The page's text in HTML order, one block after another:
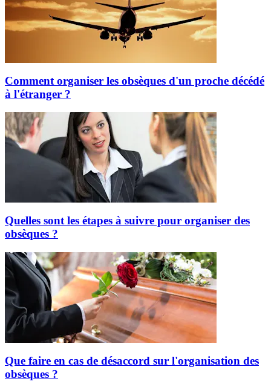
Comment organiser les obsèques d'un proche décédé
à l'étranger ?
Quelles sont les étapes à suivre pour organiser des
obsèques ?
Que faire en cas de désaccord sur l'organisation des
obsèques ?